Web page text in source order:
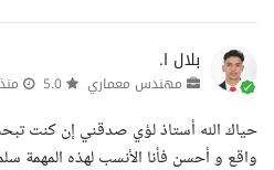
بلال ا.
مهندس معماري
حياك الله أستاذ لؤي صدقني إن كنت